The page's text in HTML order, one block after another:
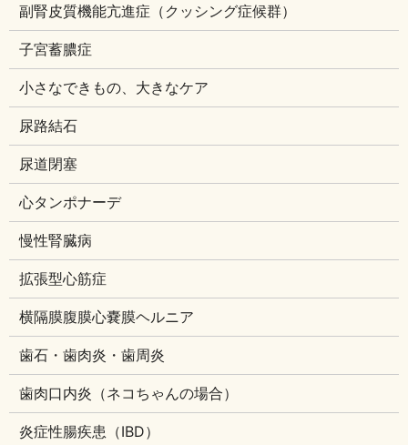
副腎皮質機能亢進症（クッシング症候群）
子宮蓄膿症
小さなできもの、大きなケア
尿路結石
尿道閉塞
心タンポナーデ
慢性腎臓病
拡張型心筋症
横隔膜腹膜心嚢膜ヘルニア
歯石・歯肉炎・歯周炎
歯肉口内炎（ネコちゃんの場合）
炎症性腸疾患（IBD）